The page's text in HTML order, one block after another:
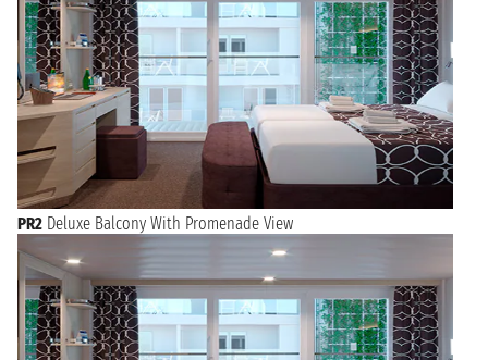
PR2 Deluxe Balcony With Promenade View